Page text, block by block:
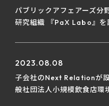
パブリックアフェアーズ分
研究組織 『PaX Labo』を
2023.08.08
子会社のNext Relationが
般社団法人小規模飲食店環